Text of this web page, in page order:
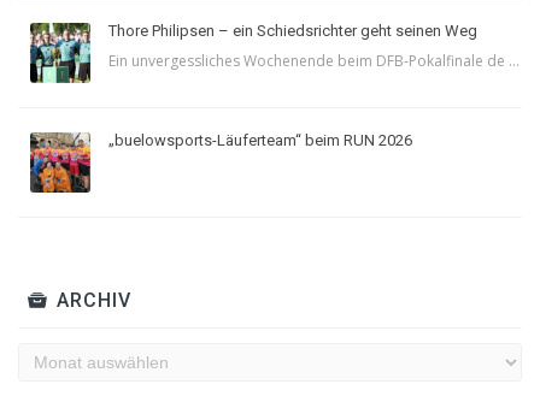
Thore Philipsen – ein Schiedsrichter geht seinen Weg
Ein unvergessliches Wochenende beim DFB-Pokalfinale de ...
„buelowsports-Läuferteam“ beim RUN 2026
ARCHIV
Archiv